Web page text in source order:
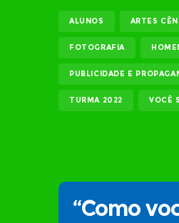
ALUNOS ARTES
FOTOGRAFIA
PUBLICIDADE E
TURMA 2022 VOCÊ
“Como